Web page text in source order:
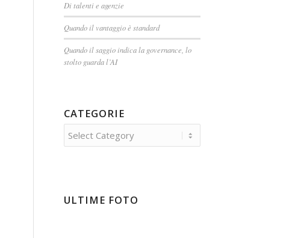
Di talenti e agenzie
Quando il vantaggio è standard
Quando il saggio indica la governance, lo
stolto guarda l’AI
CATEGORIE
Categorie
ULTIME FOTO